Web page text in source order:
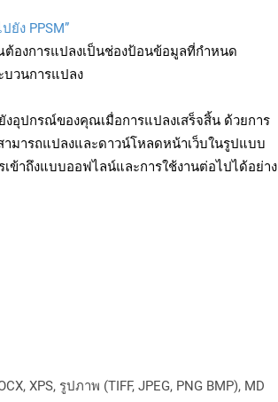
ยัง PPSM”
องการแปลงเป็นช่องป้อนข้อมูลที่กำหนด
บวนการแปลง
งอุปกรณ์ของคุณเมื่อการแปลงเสร็จสิ้น ด้วยการ
มารถแปลงและดาวน์โหลดหน้าเว็บในรูปแบบ
เข้าถึงแบบออฟไลน์และการใช้งานต่อไปได้อย่าง
รูปภาพ (TIFF, JPEG, PNG BMP), MD